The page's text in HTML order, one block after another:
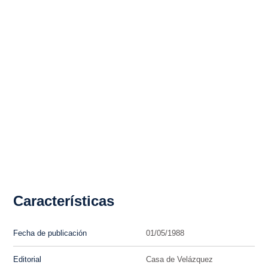
Características
Fecha de publicación 01/05/1988
Editorial Casa de Velázquez